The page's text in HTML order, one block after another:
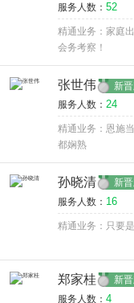
服务人数： 52
精通业务：家庭
会务考察！
张世伟 新
服务人数： 24
精通业务：恩施
都娴熟
孙晓清 新
服务人数： 16
精通业务：只要
郑家桂 新
服务人数： 4